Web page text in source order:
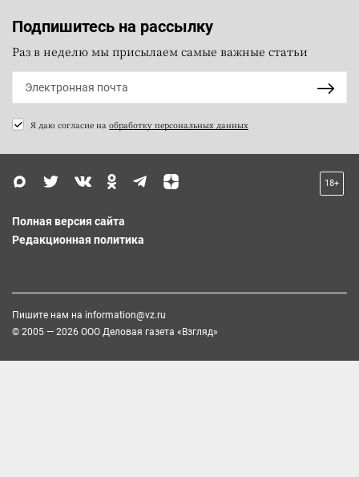
Подпишитесь на рассылку
Раз в неделю мы присылаем самые важные статьи
Я даю согласие на обработку персональных данных
18+
Полная версия сайта
Редакционная политика
Пишите нам на information@vz.ru
© 2005 — 2026 ООО Деловая газета «Взгляд»